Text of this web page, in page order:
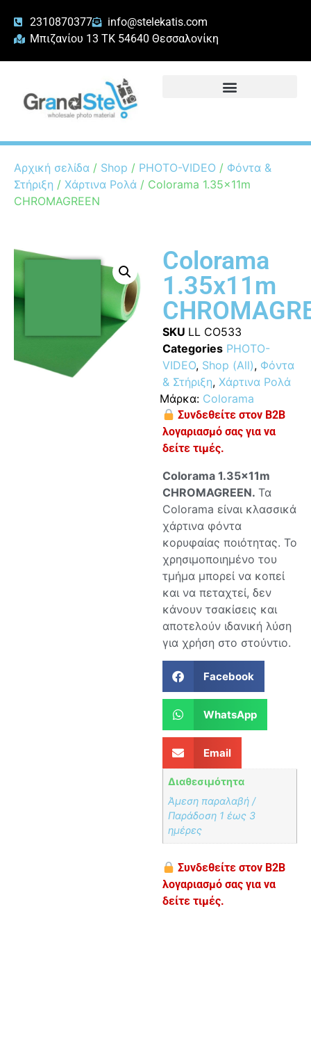
2310870377
info@stelekatis.com
Μπιζανίου 13 ΤΚ 54640 Θεσσαλονίκη
Αρχική σελίδα / Shop / PHOTO-VIDEO / Φόντα &
Στήριξη / Χάρτινα Ρολά / Colorama 1.35x11m
CHROMAGREEN
Colorama
1.35x11m
SKU LL CO533
Categories PHOTO-
VIDEO, Shop (All), Φόντα
& Στήριξη, Χάρτινα Ρολά
Μάρκα: Colorama
Συνδεθείτε στον B2B
λογαριασμό σας για να
δείτε τιμές.
Colorama 1.35x11m
CHROMAGREEN. Τα
Colorama είναι κλασσικά
χάρτινα φόντα
κορυφαίας ποιότητας. Το
χρησιμοποιημένο του
τμήμα μπορεί να κοπεί
και να πεταχτεί, δεν
κάνουν τσακίσεις και
αποτελούν ιδανική λύση
για χρήση στο στούντιο.
Facebook
WhatsApp
Email
Διαθεσιμότητα
Άμεση παραλαβή /
Παράδoση 1 έως 3
ημέρες
Συνδεθείτε στον B2B
λογαριασμό σας για να
δείτε τιμές.